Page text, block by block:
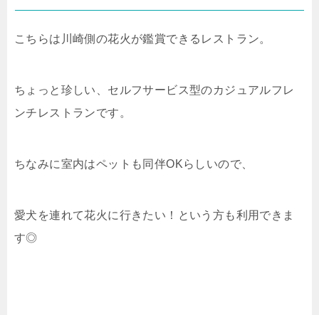
こちらは川崎側の花火が鑑賞できるレストラン。
ちょっと珍しい、セルフサービス型のカジュアルフレ
ンチレストランです。
ちなみに室内はペットも同伴OKらしいので、
愛犬を連れて花火に行きたい！という方も利用できま
す◎